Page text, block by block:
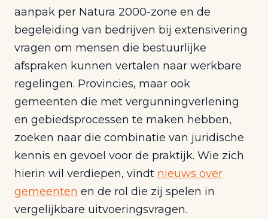
aanpak per Natura 2000-zone en de
begeleiding van bedrijven bij extensivering
vragen om mensen die bestuurlijke
afspraken kunnen vertalen naar werkbare
regelingen. Provincies, maar ook
gemeenten die met vergunningverlening
en gebiedsprocessen te maken hebben,
zoeken naar die combinatie van juridische
kennis en gevoel voor de praktijk. Wie zich
hierin wil verdiepen, vindt nieuws over
gemeenten en de rol die zij spelen in
vergelijkbare uitvoeringsvragen.